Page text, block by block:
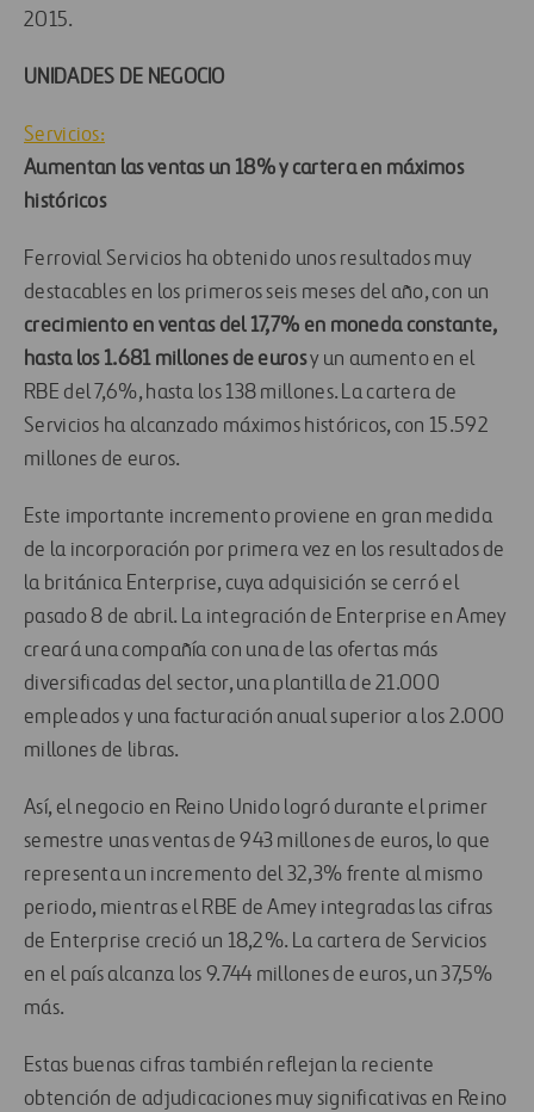
2015.
UNIDADES DE NEGOCIO
Servicios:
Aumentan las ventas un 18% y cartera en máximos
históricos
Ferrovial Servicios ha obtenido unos resultados muy
destacables en los primeros seis meses del año, con un
crecimiento en ventas del 17,7% en moneda constante,
hasta los 1.681 millones de eurosy un aumento en el
RBE del 7,6%, hasta los 138 millones. La cartera de
Servicios ha alcanzado máximos históricos, con 15.592
millones de euros.
Este importante incremento proviene en gran medida
de la incorporación por primera vez en los resultados de
la británica Enterprise, cuya adquisición se cerró el
pasado 8 de abril. La integración de Enterprise en Amey
creará una compañía con una de las ofertas más
diversificadas del sector, una plantilla de 21.000
empleados y una facturación anual superior a los 2.000
millones de libras.
Así, el negocio en Reino Unido logró durante el primer
semestre unas ventas de 943 millones de euros, lo que
representa un incremento del 32,3% frente al mismo
periodo, mientras el RBE de Amey integradas las cifras
de Enterprise creció un 18,2%. La cartera de Servicios
en el país alcanza los 9.744 millones de euros, un 37,5%
más.
Estas buenas cifras también reflejan la reciente
obtención de adjudicaciones muy significativas en Reino